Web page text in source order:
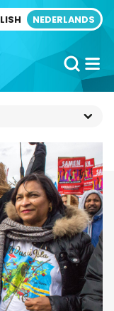
NEDERLANDS